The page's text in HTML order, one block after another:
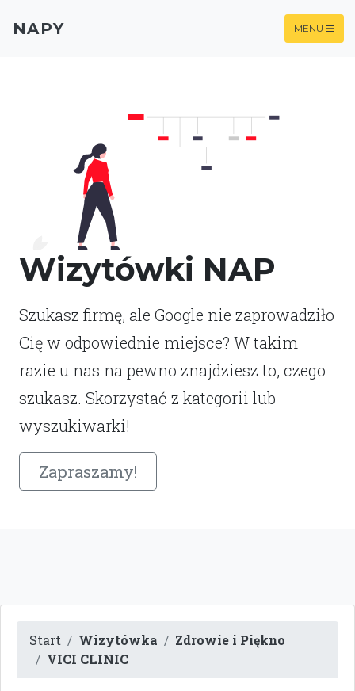
Wizytówki NAP
Szukasz firmę, ale Google nie zaprowadziło
Cię w odpowiednie miejsce? W takim
razie u nas na pewno znajdziesz to, czego
szukasz. Skorzystać z kategorii lub
wyszukiwarki!
Zapraszamy!
NAPY MENU
Start Wizytówka
Zdrowie i Piękno
VICI CLINIC